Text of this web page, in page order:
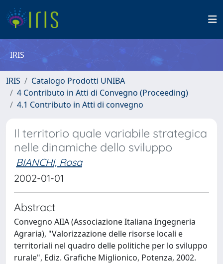
IRIS
IRIS
Catalogo Prodotti UNIBA
4 Contributo in Atti di Convegno (Proceeding)
4.1 Contributo in Atti di convegno
Il territorio quale variabile strategica
nelle dinamiche dello sviluppo
BIANCHI, Rosa
2002-01-01
Abstract
Convegno AIIA (Associazione Italiana Ingegneria
Agraria), "Valorizzazione delle risorse locali e
territoriali nel quadro delle politiche per lo sviluppo
rurale", Ediz. Grafiche Miglionico, Potenza, 2002.